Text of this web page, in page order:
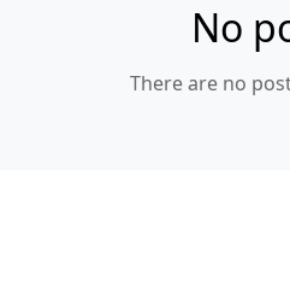
No
There are no